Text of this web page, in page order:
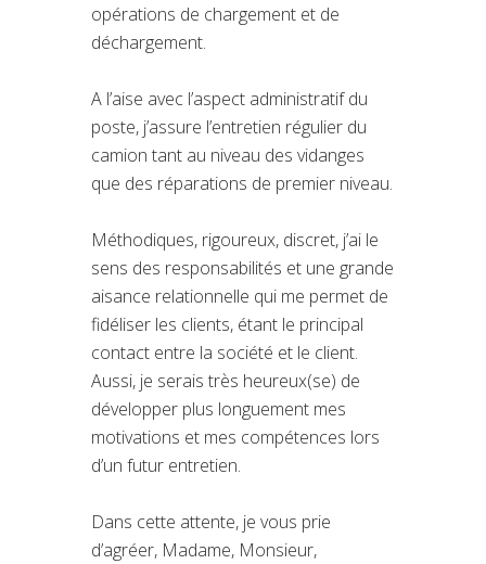
opérations de chargement et de
déchargement.
A l’aise avec l’aspect administratif du
poste, j’assure l’entretien régulier du
camion tant au niveau des vidanges
que des réparations de premier niveau.
Méthodiques, rigoureux, discret, j’ai le
sens des responsabilités et une grande
aisance relationnelle qui me permet de
fidéliser les clients, étant le principal
contact entre la société et le client.
Aussi, je serais très heureux(se) de
développer plus longuement mes
motivations et mes compétences lors
d’un futur entretien.
Dans cette attente, je vous prie
d’agréer, Madame, Monsieur,